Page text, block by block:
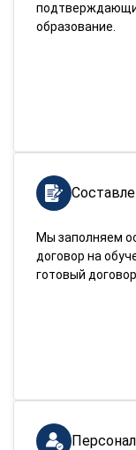
образование.
Мы заполняем
договор на
готовый